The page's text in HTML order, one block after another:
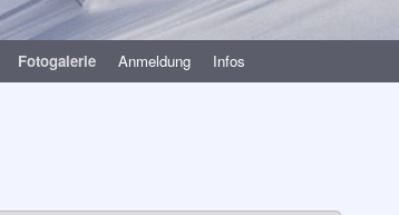
Fotogalerie Anmeldung Infos